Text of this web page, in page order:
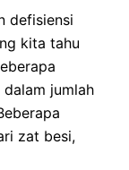
defisiensi
kita tahu
jumlah
zat besi,